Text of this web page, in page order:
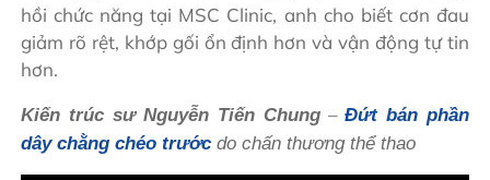
hồi chức năng tại MSC Clinic, anh cho biết cơn đau
giảm rõ rệt, khớp gối ổn định hơn và vận động tự tin
hơn.
Kiến trúc sư Nguyễn Tiến Chung–Đứt bán phần
dây chằng chéo trước do chấn thương thể thao